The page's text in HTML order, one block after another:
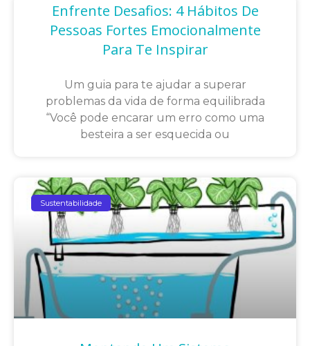
Enfrente Desafios: 4 Hábitos De
Pessoas Fortes Emocionalmente
Para Te Inspirar
Um guia para te ajudar a superar
problemas da vida de forma equilibrada
“Você pode encarar um erro como uma
besteira a ser esquecida ou
Sustentabilidade